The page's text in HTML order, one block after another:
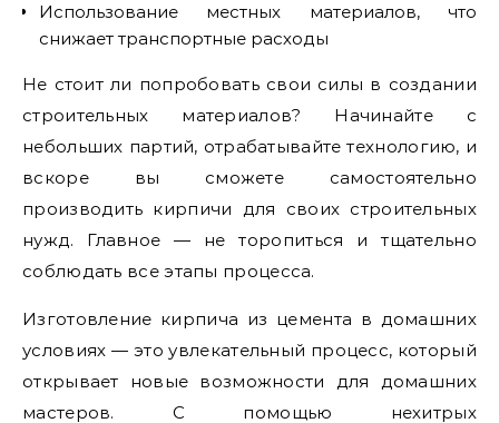
Использование местных материалов, что
снижает транспортные расходы
Не стоит ли попробовать свои силы в создании
строительных материалов? Начинайте с
небольших партий, отрабатывайте технологию, и
вскоре вы сможете самостоятельно
производить кирпичи для своих строительных
нужд. Главное — не торопиться и тщательно
соблюдать все этапы процесса.
Изготовление кирпича из цемента в домашних
условиях — это увлекательный процесс, который
открывает новые возможности для домашних
мастеров. С помощью нехитрых